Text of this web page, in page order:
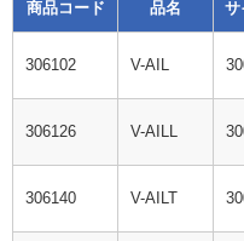
商品コード 品名 サ
306102 V-AIL
306126 V-AILL
306140 V-AILT